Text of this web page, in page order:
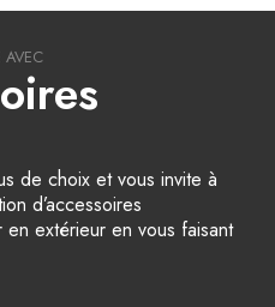
AVEC
de choix et vous invite à
d’accessoires
extérieur en vous faisant